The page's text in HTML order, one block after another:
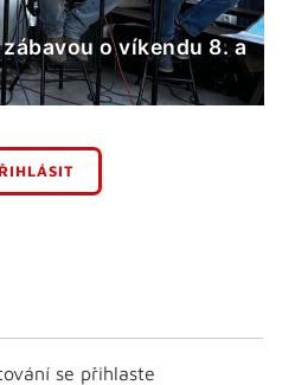
o víkendu 8. a
se přihlaste